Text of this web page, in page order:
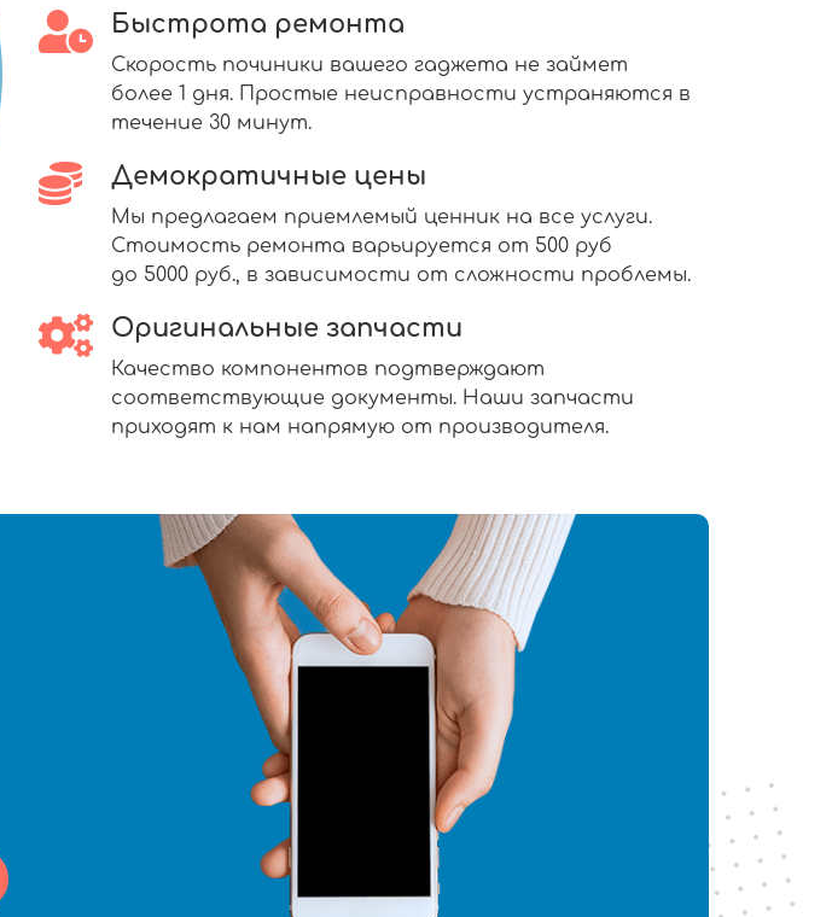
Быстрота ремонта
Скорость починики вашего гаджета не займет
более 1 дня. Простые неисправности устраняются в
течение 30 минут.
Демократичные цены
Мы предлагаем приемлемый ценник на все услуги.
Стоимость ремонта варьируется от 500 руб
до 5000 руб., в зависимости от сложности проблемы.
Оригинальные запчасти
Качество компонентов подтверждают
соответствующие документы. Наши запчасти
приходят к нам напрямую от производителя.